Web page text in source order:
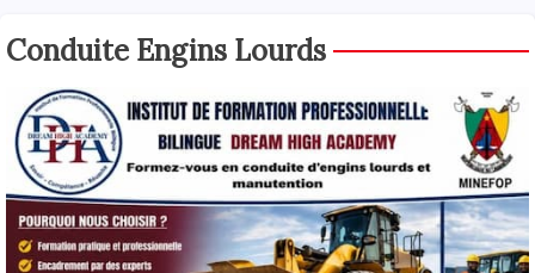
Conduite Engins Lourds